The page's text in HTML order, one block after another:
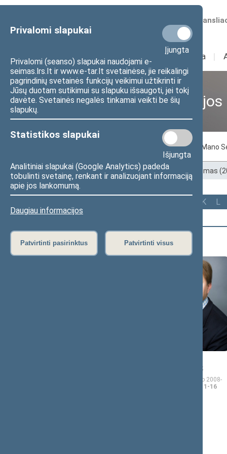
Privalomi slapukai
Įjungta
Privalomi (seanso) slapukai naudojami e-
seimas.lrs.lt ir www.e-tar.lt svetainėse, jie reikalingi
pagrindinių svetainės funkcijų veikimui užtikrinti ir
Jūsų duotam sutikimui su slapuku išsaugoti, jei tokį
davėte. Svetainės negalės tinkamai veikti be šių
slapukų.
Statistikos slapukai
Išjungta
Analitiniai slapukai (Google Analytics) padeda
tobulinti svetainę, renkant ir analizuojant informaciją
apie jos lankomumą.
Daugiau informacijos
Patvirtinti pasirinktus Patvirtinti visus
Numatomos
Sudėtis Veikla I
Ankstesnės kadencijos
Pagal apygardas Mano
Pradžia>Ankstesnės kadencijos XIII Seimas
K L
A (7)
ADOMĖNAS
Seimo narys nuo 2008-
iki 2012-11-16